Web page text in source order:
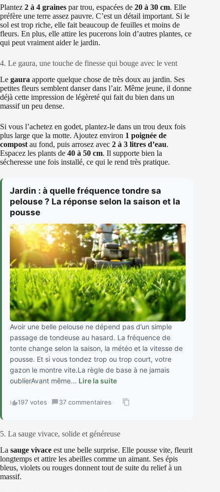
Plantez 2 à 4 graines par trou, espacées de 20 à 30 cm. Elle
préfère une terre assez pauvre. C’est un détail important. Si le
sol est trop riche, elle fait beaucoup de feuilles et moins de
fleurs. En plus, elle attire les pucerons loin d’autres plantes, ce
qui peut vraiment aider le jardin.
4. Le gaura, une touche de finesse qui bouge avec le vent
Le gaura apporte quelque chose de très doux au jardin. Ses
petites fleurs semblent danser dans l’air. Même jeune, il donne
déjà cette impression de légèreté qui fait du bien dans un
massif un peu dense.
Si vous l’achetez en godet, plantez-le dans un trou deux fois
plus large que la motte. Ajoutez environ 1 poignée de
compost au fond, puis arrosez avec 2 à 3 litres d’eau.
Espacez les plants de 40 à 50 cm. Il supporte bien la
sécheresse une fois installé, ce qui le rend très pratique.
Jardin : à quelle fréquence tondre sa
pelouse ? La réponse selon la saison et la
pousse
Avoir une belle pelouse ne dépend pas d’un simple
passage de tondeuse au hasard. La fréquence de
tonte change selon la saison, la météo et la vitesse de
pousse. Et si vous tondez trop ou trop court, votre
gazon le montre vite.La règle de base à ne jamais
oublierAvant même... Lire la suite
197 votes · 37 commentaires ·
5. La sauge vivace, solide et généreuse
La sauge vivace est une belle surprise. Elle pousse vite, fleurit
longtemps et attire les abeilles comme un aimant. Ses épis
bleus, violets ou rouges donnent tout de suite du relief à un
massif.